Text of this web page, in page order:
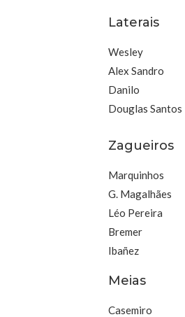
Laterais
Wesley
Alex Sandro
Danilo
Douglas Santos
Zagueiros
Marquinhos
G. Magalhães
Léo Pereira
Bremer
Ibañez
Meias
Casemiro